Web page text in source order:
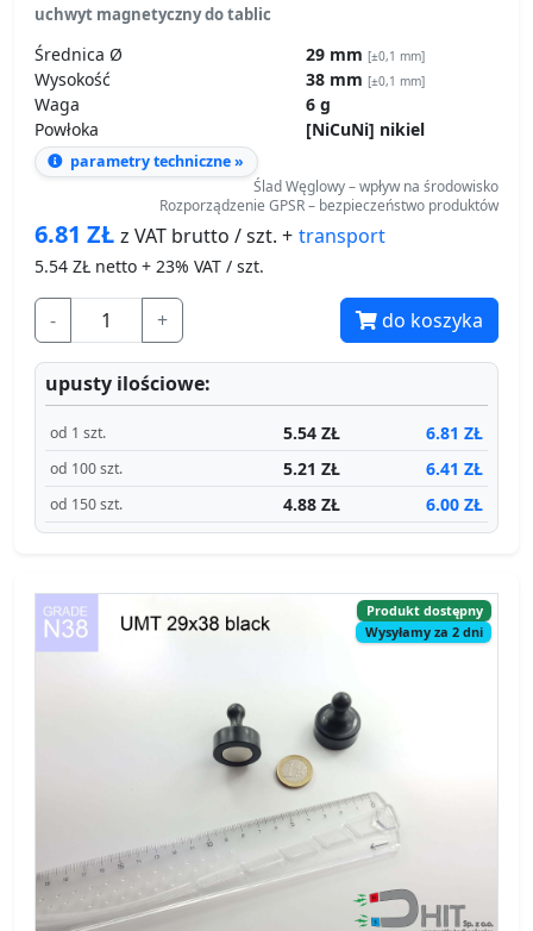
uchwyt magnetyczny do tablic
Średnica Ø 29 mm [±0,1 mm]
Wysokość 38 mm [±0,1 mm]
Waga
6 g
Powłoka
[NiCuNi] nikiel
parametry techniczne »
Ślad Węglowy – wpływ na środowisko
Rozporządzenie GPSR – bezpieczeństwo produktów
6.81 ZŁ z VAT brutto / szt. + transport
5.54 ZŁ netto + 23% VAT / szt.
- + do koszyka
upusty ilościowe:
od 1 szt. 5.54 ZŁ 6.81 ZŁ
od 100 szt. 5.21 ZŁ 6.41 ZŁ
od 150 szt. 4.88 ZŁ 6.00 ZŁ
Produkt dostępny
Wysyłamy za 2 dni